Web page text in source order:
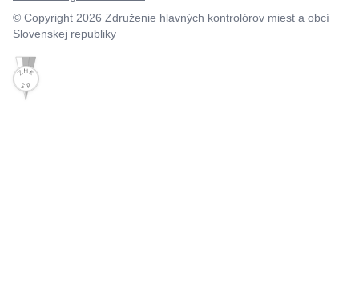
© Copyright 2026 Združenie hlavných kontrolórov miest a obcí
Slovenskej republiky